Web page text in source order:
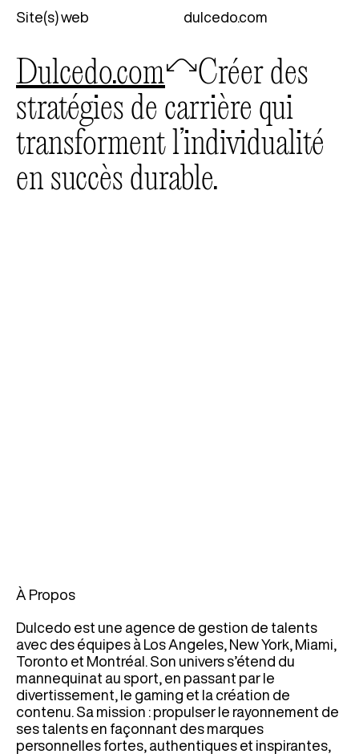
Site(s) web dulcedo.com
dulcedo.com🦉Créer des
stratégies de carrière qui
transforment l’individualité
en succès durable.
À Propos
Dulcedo est une agence de gestion de talents
avec des équipes à Los Angeles, New York, Miami,
Toronto et Montréal. Son univers s’étend du
mannequinat au sport, en passant par le
divertissement, le gaming et la création de
contenu. Sa mission : propulser le rayonnement de
ses talents en façonnant des marques
personnelles fortes, authentiques et inspirantes,